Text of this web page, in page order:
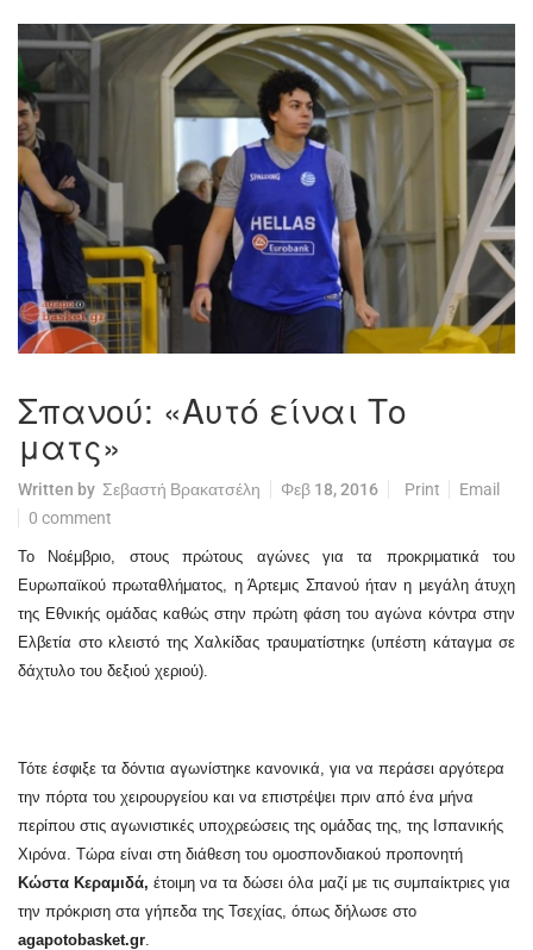
Σπανού: «Αυτό είναι Το
ματς»
Written by Σεβαστή Βρακατσέλη Φεβ 18, 2016 Print
Email
0 comment
Το Νοέμβριο, στους πρώτους αγώνες για τα προκριματικά του
Ευρωπαϊκού πρωταθλήματος, η Άρτεμις Σπανού ήταν η μεγάλη άτυχη
της Εθνικής ομάδας καθώς στην πρώτη φάση του αγώνα κόντρα στην
Ελβετία στο κλειστό της Χαλκίδας τραυματίστηκε (υπέστη κάταγμα σε
δάχτυλο του δεξιού χεριού).
Τότε έσφιξε τα δόντια αγωνίστηκε κανονικά, για να περάσει αργότερα
την πόρτα του χειρουργείου και να επιστρέψει πριν από ένα μήνα
περίπου στις αγωνιστικές υποχρεώσεις της ομάδας της, της Ισπανικής
Χιρόνα. Τώρα είναι στη διάθεση του ομοσπονδιακού προπονητή
Κώστα Κεραμιδά, έτοιμη να τα δώσει όλα μαζί με τις συμπαίκτριες για
την πρόκριση στα γήπεδα της Τσεχίας, όπως δήλωσε στο
agapotobasket.gr